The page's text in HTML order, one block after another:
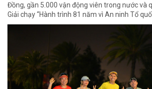
Đồng, gần 5.000 vận động viên trong nước và
Giải chạy “Hành trình 81 năm vì An ninh Tổ